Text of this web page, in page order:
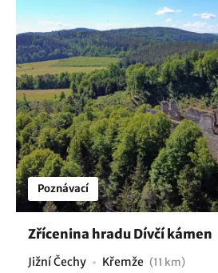
Poznávací
Zřícenina hradu Dívčí kámen
Jižní Čechy Křemže (11 km)